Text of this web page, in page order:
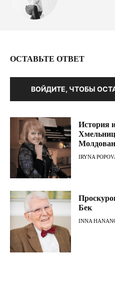
ОСТАВЬТЕ ОТВЕТ
ВОЙДИТЕ, ЧТОБЫ
История
Молдован
IRYNA
Бек
INNA